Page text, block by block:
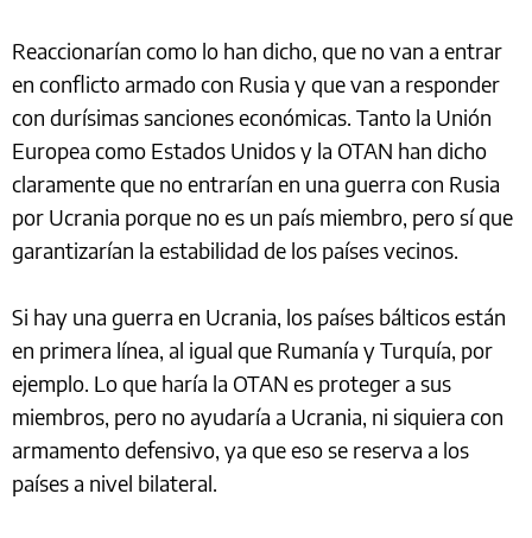
Reaccionarían como lo han dicho, que no van a entrar
en conflicto armado con Rusia y que van a responder
con durísimas sanciones económicas. Tanto la Unión
Europea como Estados Unidos y la OTAN han dicho
claramente que no entrarían en una guerra con Rusia
por Ucrania porque no es un país miembro, pero sí que
garantizarían la estabilidad de los países vecinos.
Si hay una guerra en Ucrania, los países bálticos están
en primera línea, al igual que Rumanía y Turquía, por
ejemplo. Lo que haría la OTAN es proteger a sus
miembros, pero no ayudaría a Ucrania, ni siquiera con
armamento defensivo, ya que eso se reserva a los
países a nivel bilateral.